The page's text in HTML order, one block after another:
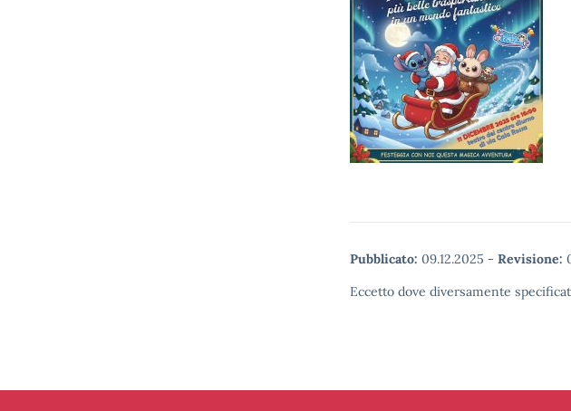
Pubblicato: 09.12.2025 - Revisione:
Eccetto dove diversamente